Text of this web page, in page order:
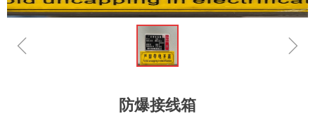
防爆接线箱
ꁆ ꁇ